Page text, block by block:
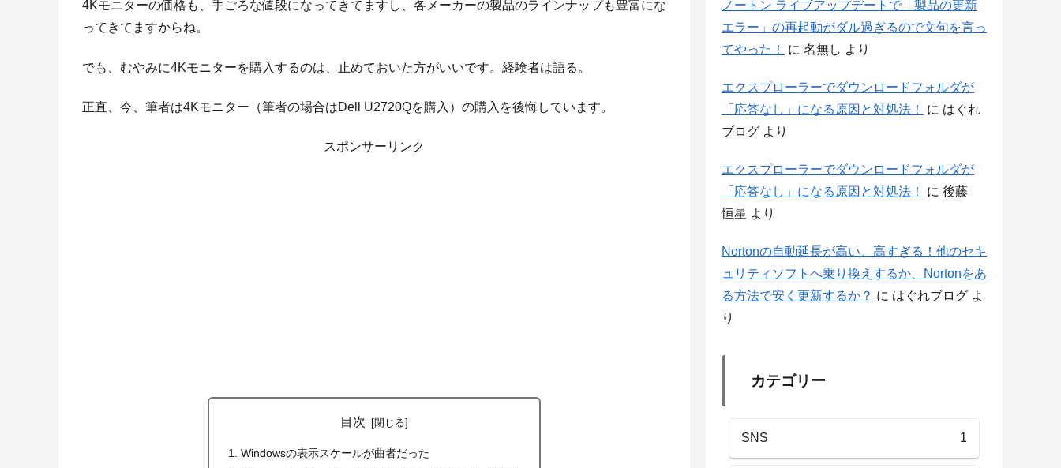
4Kモニターの価格も、手ごろな値段になってきてますし、各メーカーの製品のラインナップも豊富にな
ってきてますからね。
でも、むやみに4Kモニターを購入するのは、止めておいた方がいいです。経験者は語る。
正直、今、筆者は4Kモニター（筆者の場合はDell U2720Qを購入）の購入を後悔しています。
スポンサーリンク
目次
Windowsの表示スケールが曲者だった
ノートン ライブアップデートで「製品の更新
エラー」の再起動がダル過ぎるので文句を言っ
てやった！
に 名無し より
エクスプローラーでダウンロードフォルダが
「応答なし」になる原因と対処法！
に はぐれ
ブログ より
エクスプローラーでダウンロードフォルダが
「応答なし」になる原因と対処法！
に 後藤
恒星 より
Nortonの自動延長が高い、高すぎる！他のセキ
ュリティソフトへ乗り換えするか、Nortonをあ
る方法で安く更新するか？ に はぐれブログ よ
り
カテゴリー
SNS 1